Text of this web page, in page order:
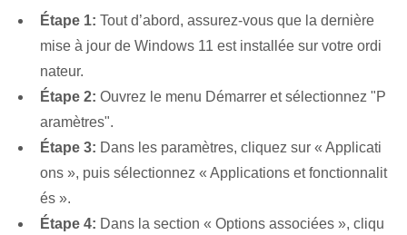
Étape 1: Tout d’abord, assurez-vous que la dernière
mise à jour de Windows 11 est installée sur votre ordi
nateur.
Étape 2: Ouvrez le menu Démarrer et sélectionnez "P
aramètres".
Étape 3: Dans les paramètres, cliquez sur « Applicati
ons », puis sélectionnez « Applications et fonctionnalit
és ».
Étape 4: Dans la section « Options associées », cliqu